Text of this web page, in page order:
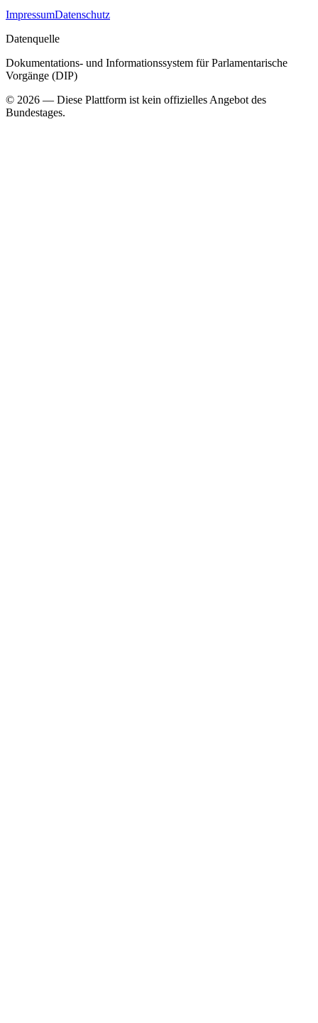
ImpressumDatenschutz
Datenquelle
Dokumentations- und Informationssystem für Parlamentarische
Vorgänge (DIP)
© 2026 — Diese Plattform ist kein offizielles Angebot des
Bundestages.